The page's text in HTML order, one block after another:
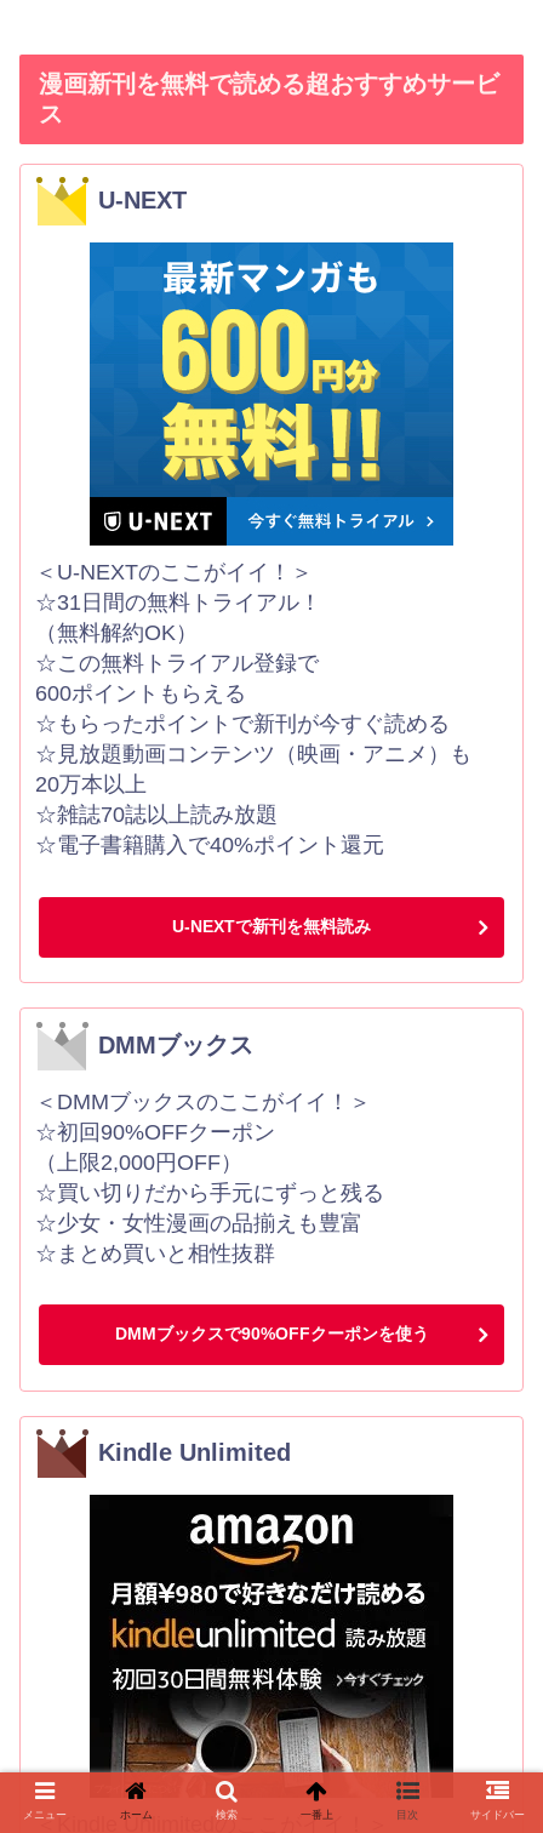
漫画新刊を無料で読める超おすすめサービ
ス
U-NEXT
＜U-NEXTのここがイイ！＞
☆31日間の無料トライアル！
（無料解約OK）
☆この無料トライアル登録で
600ポイントもらえる
☆もらったポイントで新刊が今すぐ読める
☆見放題動画コンテンツ（映画・アニメ）も
20万本以上
☆雑誌70誌以上読み放題
☆電子書籍購入で40%ポイント還元
U-NEXTで新刊を無料読み
DMMブックス
＜DMMブックスのここがイイ！＞
☆初回90%OFFクーポン
（上限2,000円OFF）
☆買い切りだから手元にずっと残る
☆少女・女性漫画の品揃えも豊富
☆まとめ買いと相性抜群
DMMブックスで90%OFFクーポンを使う
Kindle Unlimited
＜Kindle Unlimitedのここがイイ！＞
メニュー ホーム 検索 一番上 目次 サイドバー